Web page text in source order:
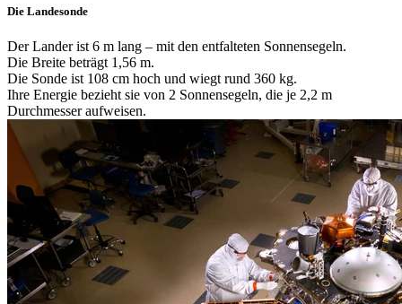
Die Landesonde
Der Lander ist 6 m lang – mit den entfalteten Sonnensegeln.
Die Breite beträgt 1,56 m.
Die Sonde ist 108 cm hoch und wiegt rund 360 kg.
Ihre Energie bezieht sie von 2 Sonnensegeln, die je 2,2 m
Durchmesser aufweisen.